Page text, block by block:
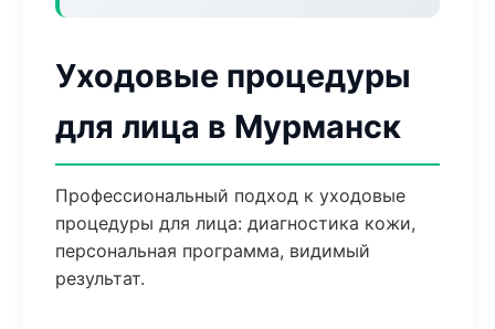
Уходовые процедуры
для лица в Мурманск
Профессиональный подход к уходовые
процедуры для лица: диагностика кожи,
персональная программа, видимый
результат.